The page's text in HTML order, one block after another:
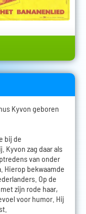
Kyvon geboren
bij de
Kyvon zag daar als
van onder
Hierop bekwaamde
Op de
zijn rode haar,
voor humor. Hij